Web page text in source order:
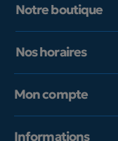
Notre boutique
Nos horaires
Mon compte
Informations